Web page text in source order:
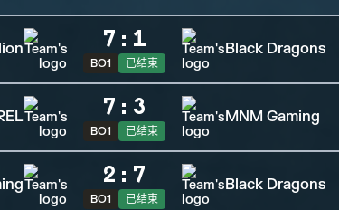
7 : 1
BO1 已结束
Black Dragons
7 : 3
BO1 已结束
MNM Gaming
2 : 7
BO1 已结束
Black Dragons